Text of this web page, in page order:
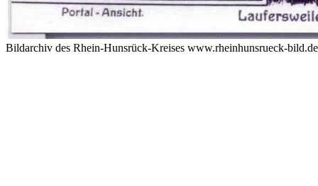
Bildarchiv des Rhein-Hunsrück-Kreises www.rheinhunsrueck-